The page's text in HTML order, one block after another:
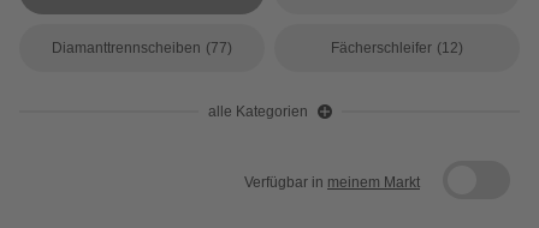
Diamanttrennscheiben (77) Fächerschleifer (12)
alle Kategorien
Verfügbar in meinem Markt